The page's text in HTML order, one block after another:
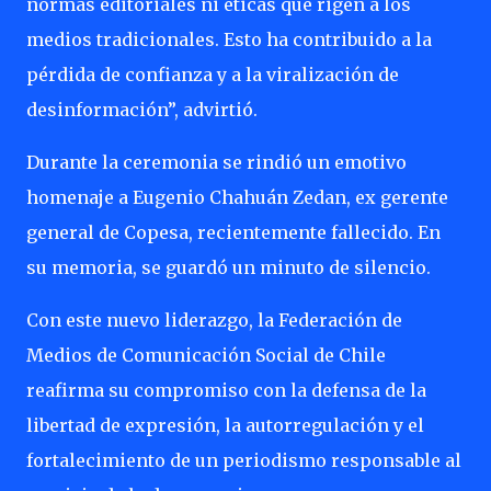
normas editoriales ni éticas que rigen a los
medios tradicionales. Esto ha contribuido a la
pérdida de confianza y a la viralización de
desinformación”, advirtió.
Durante la ceremonia se rindió un emotivo
homenaje a Eugenio Chahuán Zedan, ex gerente
general de Copesa, recientemente fallecido. En
su memoria, se guardó un minuto de silencio.
Con este nuevo liderazgo, la Federación de
Medios de Comunicación Social de Chile
reafirma su compromiso con la defensa de la
libertad de expresión, la autorregulación y el
fortalecimiento de un periodismo responsable al